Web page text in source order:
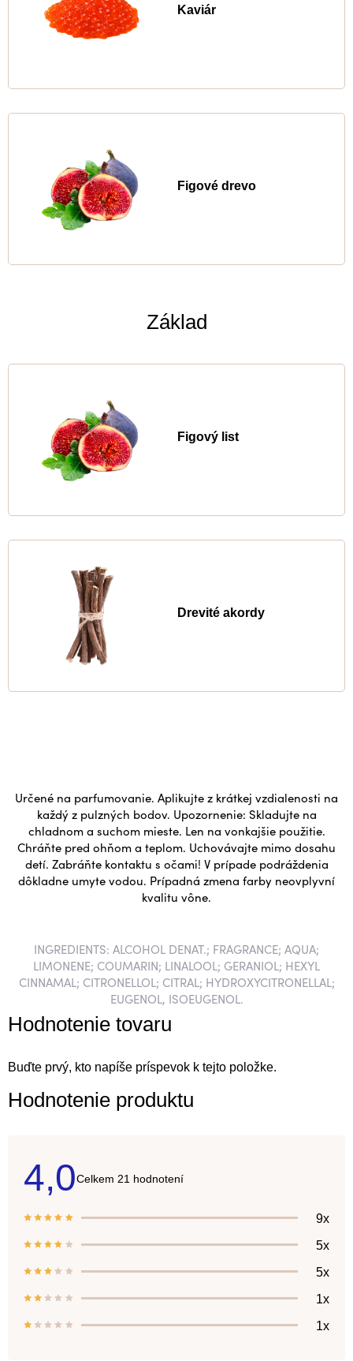
Kaviár
Figové drevo
Základ
Figový list
Drevité akordy
Určené na parfumovanie. Aplikujte z krátkej vzdialenosti na
každý z pulzných bodov. Upozornenie: Skladujte na
chladnom a suchom mieste. Len na vonkajšie použitie.
Chráňte pred ohňom a teplom. Uchovávajte mimo dosahu
detí. Zabráňte kontaktu s očami! V prípade podráždenia
dôkladne umyte vodou. Prípadná zmena farby neovplyvní
kvalitu vône.
INGREDIENTS: ALCOHOL DENAT.; FRAGRANCE; AQUA;
LIMONENE; COUMARIN; LINALOOL; GERANIOL; HEXYL
CINNAMAL; CITRONELLOL; CITRAL; HYDROXYCITRONELLAL;
EUGENOL, ISOEUGENOL.
Hodnotenie tovaru
Buďte prvý, kto napíše príspevok k tejto položke.
Hodnotenie produktu
4,0Priemerné
hodnotenie
5
21 hodnotení
9x
5x
5x
1x
1x